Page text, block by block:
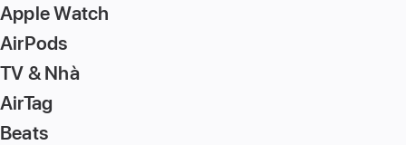
Apple Watch
AirPods
TV & Nhà
AirTag
Beats